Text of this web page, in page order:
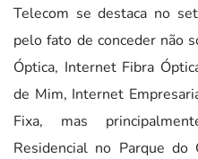
Telecom se destaca no
pelo fato de conceder não
Óptica, Internet Fibra
de Mim, Internet
Fixa, mas
Residencial no Parque